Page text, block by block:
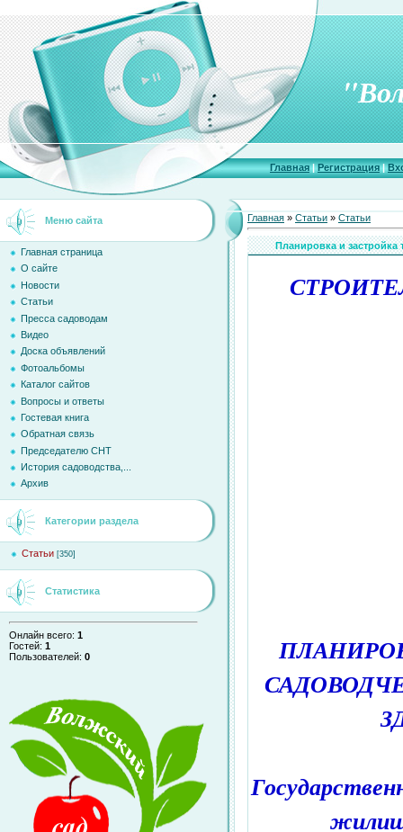
Главная|Регистрация|
Меню сайта
Главная страница
О сайте
Новости
Статьи
Пресса садоводам
Видео
Доска объявлений
Фотоальбомы
Каталог сайтов
Вопросы и ответы
Гостевая книга
Обратная связь
Председателю СНТ
История садоводства,...
Архив
Категории раздела
Статьи [350]
Статистика
Онлайн всего: 1
Гостей: 1
Пользователей: 0
Главная » Статьи » Статьи
Планировка и